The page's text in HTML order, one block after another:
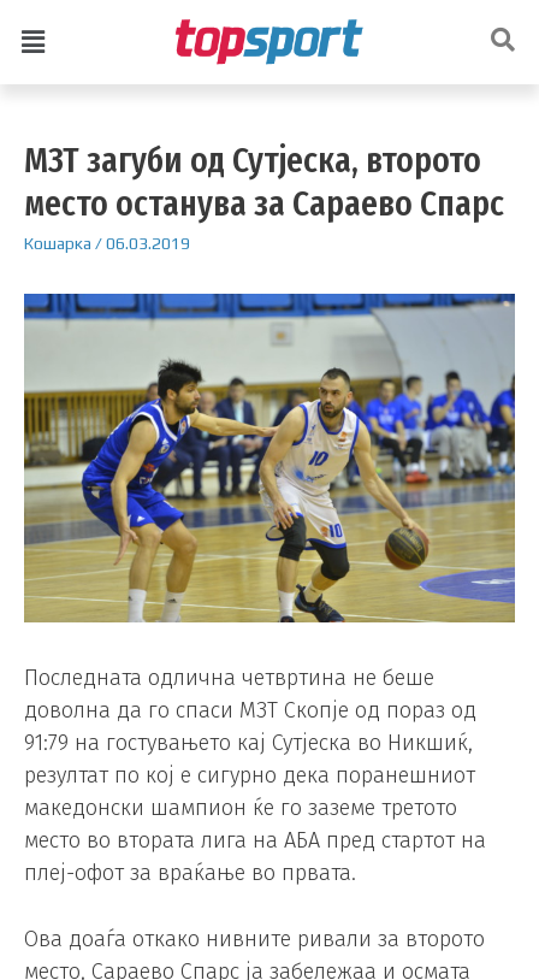
МЗТ загуби од Сутјеска, второто
место останува за Сараево Спарс
Кошарка /06.03.2019
Последната одлична четвртина не беше
доволна да го спаси МЗТ Скопје од пораз од
91:79 на гостувањето кај Сутјеска во Никшиќ,
резултат по кој е сигурно дека поранешниот
македонски шампион ќе го заземе третото
место во втората лига на АБА пред стартот на
плеј-офот за враќање во првата.
Ова доаѓа откако нивните ривали за второто
место, Сараево Спарс ја забележаа и осмата